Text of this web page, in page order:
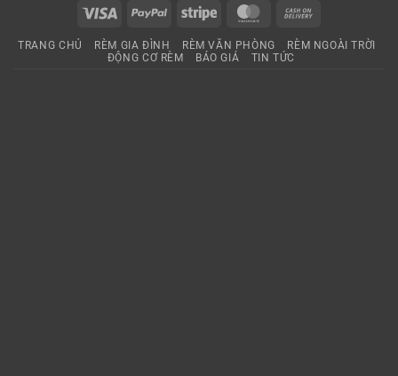
Visa PayPal Stripe MasterCard
Delivery
TRANG CHỦ RÈM GIA ĐÌNH RÈM VĂN PHÒNG
RÈM NGOÀI TRỜI
ĐỘNG CƠ RÈM
BÁO GIÁ TIN TỨC